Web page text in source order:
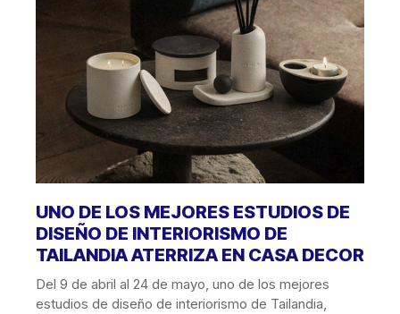
UNO DE LOS MEJORES ESTUDIOS DE
DISEÑO DE INTERIORISMO DE
TAILANDIA ATERRIZA EN CASA DECOR
Del 9 de abril al 24 de mayo, uno de los mejores
estudios de diseño de interiorismo de Tailandia,